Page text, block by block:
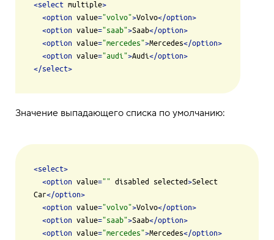
<select multiple>
<option value="volvo">Volvo</option>
<option value="saab">Saab</option>
<option value="mercedes">Mercedes</option>
<option value="audi">Audi</option>
</select>
Значение выпадающего списка по умолчанию:
<select>
<option value="" disabled selected>Select
Car</option>
<option value="volvo">Volvo</option>
<option value="saab">Saab</option>
<option value="mercedes">Mercedes</option>